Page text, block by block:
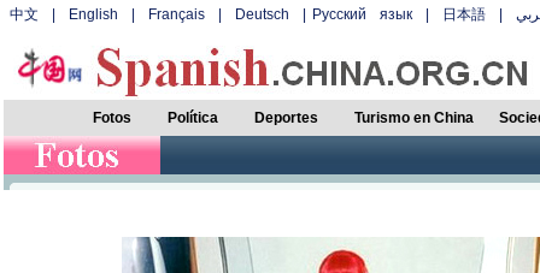
中文 English Français Deutsch Русский язык 日本語
Fotos Política Deportes Turismo en China